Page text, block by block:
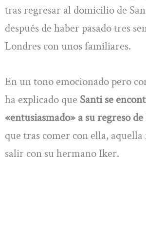
tras regresar al domicilio de
después de haber pasado tres
Londres con unos familiares.
En un tono emocionado pero
ha explicado que Santi se
«entusiasmado» a su regreso
que tras comer con ella, aquella
salir con su hermano Iker.